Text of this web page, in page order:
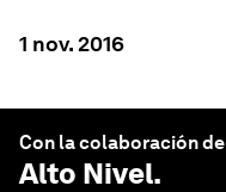
1 nov. 2016
Con la colaboración de
Alto Nivel.